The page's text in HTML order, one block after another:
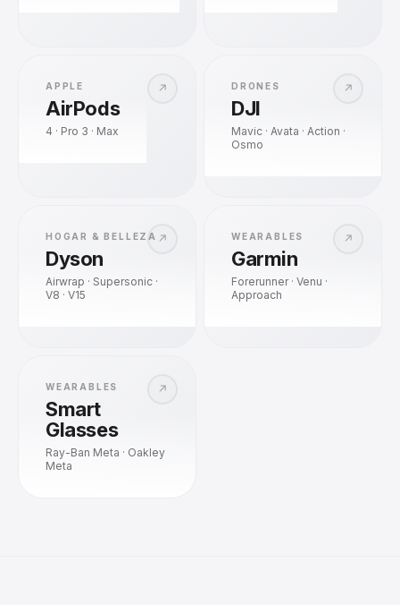
↗
APPLE
AirPods
4 · Pro 3 · Max
↗
DRONES
DJI
Mavic · Avata · Action ·
Osmo
↗
HOGAR & BELLEZA
Dyson
Airwrap · Supersonic ·
V8 · V15
↗
WEARABLES
Garmin
Forerunner · Venu ·
Approach
↗
WEARABLES
Smart
Glasses
Ray-Ban Meta · Oakley
Meta